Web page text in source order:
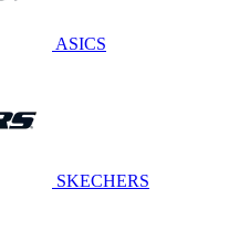
ASICS
SKECHERS